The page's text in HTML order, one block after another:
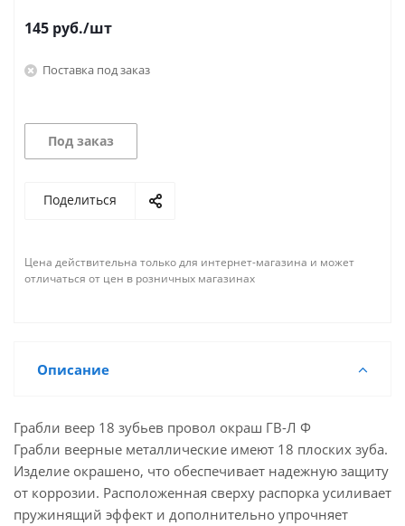
145 руб./шт
Поставка под заказ
Под заказ
Поделиться
Цена действительна только для интернет-магазина и может
отличаться от цен в розничных магазинах
Описание
Грабли веер 18 зубьев провол окраш ГВ-Л Ф
Грабли веерные металлические имеют 18 плоских зуба.
Изделие окрашено, что обеспечивает надежную защиту
от коррозии. Расположенная сверху распорка усиливает
пружинящий эффект и дополнительно упрочняет